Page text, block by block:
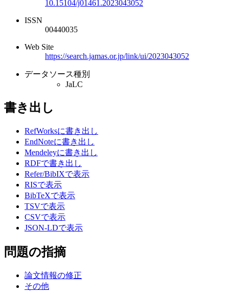
10.15104/j01461.2023043052
ISSN
00440035
Web Site
https://search.jamas.or.jp/link/ui/2023043052
データソース種別
JaLC
書き出し
RefWorksに書き出し
EndNoteに書き出し
Mendeleyに書き出し
RDFで書き出し
Refer/BibIXで表示
RISで表示
BibTeXで表示
TSVで表示
CSVで表示
JSON-LDで表示
問題の指摘
論文情報の修正
その他